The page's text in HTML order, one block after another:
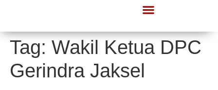
Tag: Wakil Ketua DPC
Gerindra Jaksel